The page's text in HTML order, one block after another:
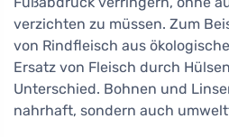
verzichten zu müssen. Zum
von Rindfleisch aus
Ersatz von Fleisch durch
Unterschied. Bohnen und
nahrhaft, sondern auch